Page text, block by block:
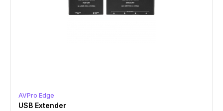
AVPro Edge
USB Extender